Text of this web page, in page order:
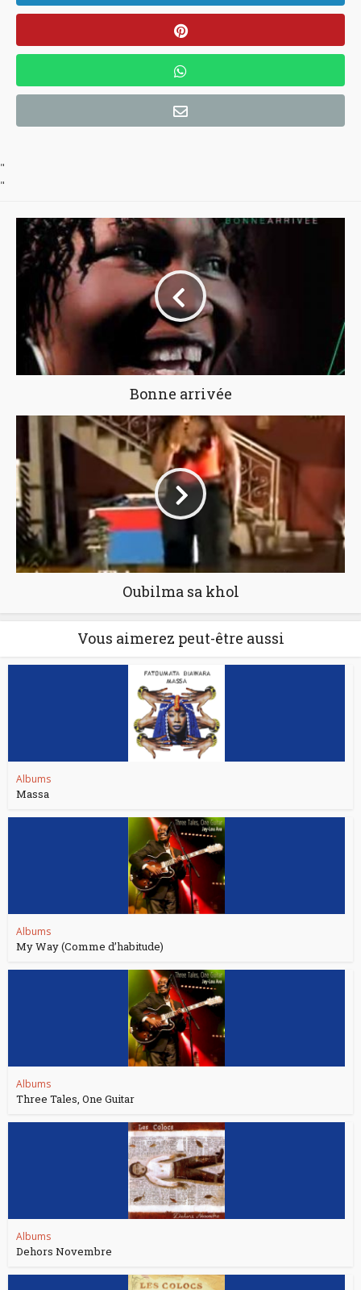
"
"
Bonne arrivée
Oubilma sa khol
Vous aimerez peut-être aussi
Albums
Massa
Albums
My Way (Comme d’habitude)
Albums
Three Tales, One Guitar
Albums
Dehors Novembre